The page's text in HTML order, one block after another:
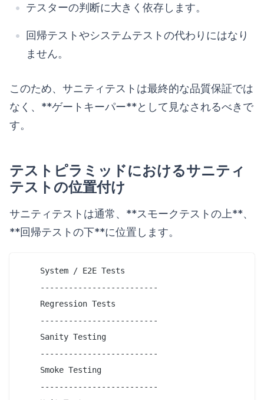
テスターの判断に大きく依存します。
回帰テストやシステムテストの代わりにはなり
ません。
このため、サニティテストは最終的な品質保証では
なく、**ゲートキーパー**として見なされるべきで
す。
テストピラミッドにおけるサニティ
テストの位置付け
サニティテストは通常、**スモークテストの上**、
**回帰テストの下**に位置します。